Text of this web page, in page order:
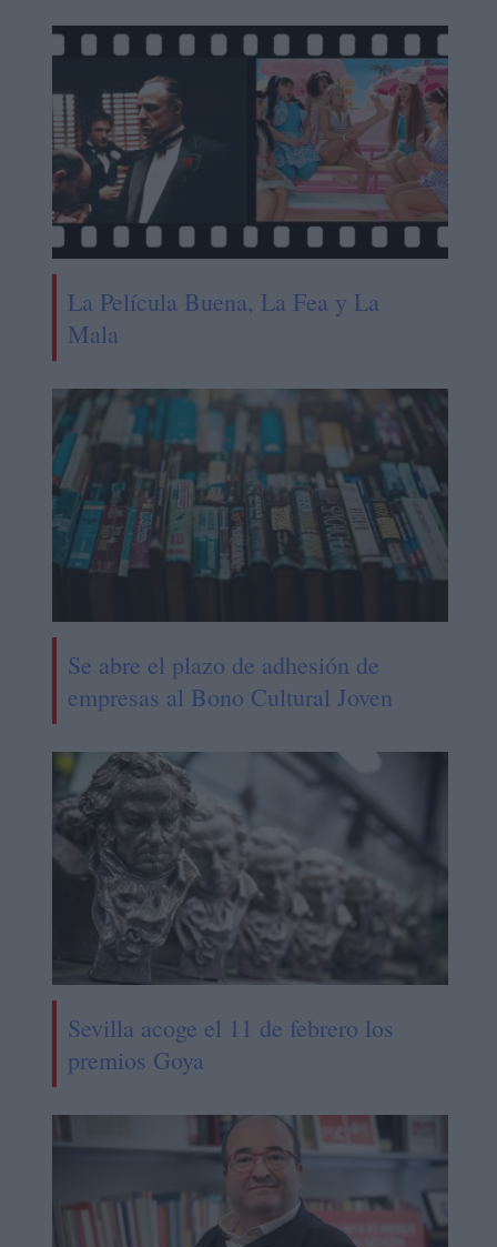
La Película Buena, La Fea y La
Mala
Se abre el plazo de adhesión de
empresas al Bono Cultural Joven
Sevilla acoge el 11 de febrero los
premios Goya